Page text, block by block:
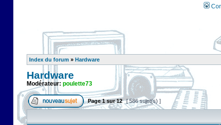
Index du forum » Hardware
Hardware
Modérateur: poulette73
Page1sur12 [ 586 sujet(s) ]